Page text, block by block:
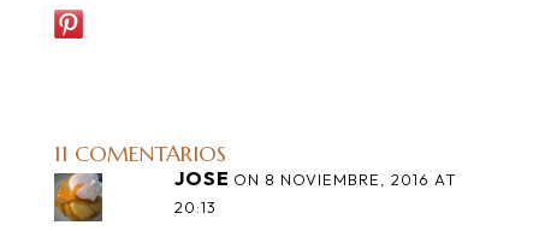
11 COMENTARIOS
JOSE ON 8 NOVIEMBRE, 2016 AT
20:13